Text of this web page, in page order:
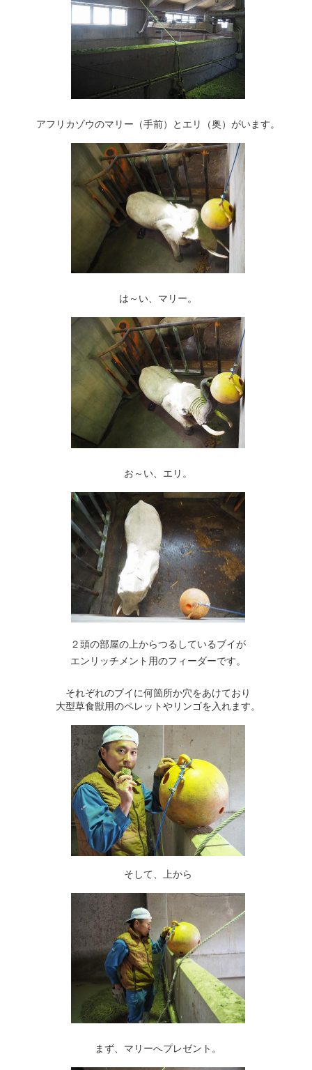
アフリカゾウのマリー（手前）とエリ（奥）がいます。
は～い、マリー。
お～い、エリ。
２頭の部屋の上からつるしているブイが
エンリッチメント用のフィーダーです。
それぞれのブイに何箇所か穴をあけており
大型草食獣用のペレットやリンゴを入れます。
そして、上から
まず、マリーへプレゼント。